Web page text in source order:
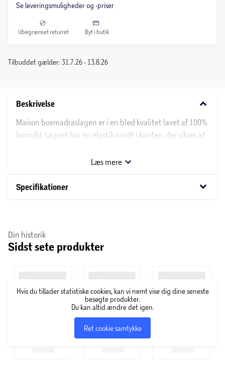
Se leveringsmuligheder og -priser
Ubegrænset returret Byt i butik
Tilbuddet gælder: 31.7.26 - 13.8.26
Beskrivelse keyboard_arrow_down
Maison boxmadraslagen er i en blød kvalitet lavet af 100%
bomuld. Lagnet har en elastik rundt i kanten, der sikrer, at
Lagnet kan vaskes ved 60 grader samt tørres i
Læs mere
Specifikationer keyboard_arrow_down
Din historik
Sidst sete produkter
Hvis du tillader statistiske cookies, kan vi nemt vise dig dine seneste
besøgte produkter.
Du kan altid ændre det igen.
Ret cookie samtykke